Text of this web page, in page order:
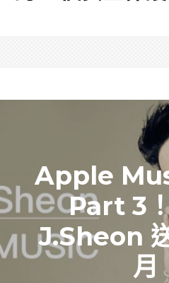
Apple
Part 3
J.Sheon
月